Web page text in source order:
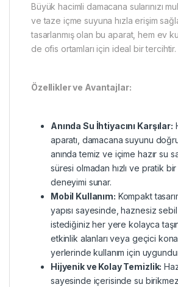
Büyük hacimli damacana sularınızı
ve taze içme suyuna hızla erişim
tasarlanmış olan bu aparat, hem ev
de ofis ortamları için ideal bir tercihtir.
Özellikler ve Avantajlar:
Anında Su İhtiyacını Karşılar:
aparatı, damacana suyunu
anında temiz ve içime hazır su
süresi olmadan hızlı ve pratik
deneyimi sunar.
Mobil Kullanım: Kompakt
yapısı sayesinde, haznesiz sebil
istediğiniz her yere kolayca
etkinlik alanları veya geçici
yerlerinde kullanım için
Hijyenik ve Kolay Temizlik:
sayesinde içerisinde su